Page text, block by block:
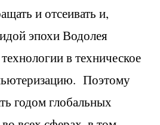
и отсеивать и,
эпохи Водолея
в техническое
Поэтому
годом глобальных